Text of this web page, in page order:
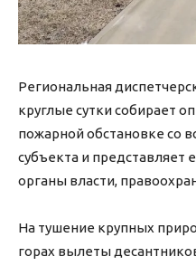
Региональная
круглые сутки собирает
пожарной обстановке со
субъекта и
органы власти,
На тушение крупных
горах вылеты